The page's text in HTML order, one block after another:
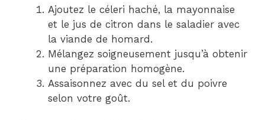
Ajoutez le céleri haché, la mayonnaise
et le jus de citron dans le saladier avec
la viande de homard.
Mélangez soigneusement jusqu’à obtenir
une préparation homogène.
Assaisonnez avec du sel et du poivre
selon votre goût.